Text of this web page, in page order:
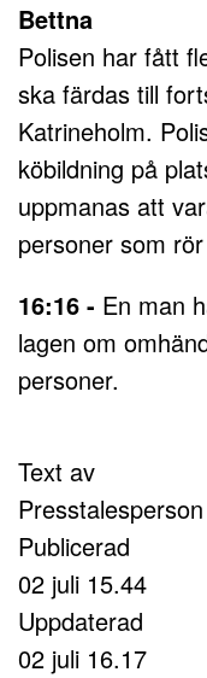
Bettna
Polisen har fått
ska färdas till
Katrineholm.
köbildning på
uppmanas att
personer som
16:16 - En man
lagen om
personer.
Text av
Publicerad
02 juli 15.44
Uppdaterad
02 juli 16.17